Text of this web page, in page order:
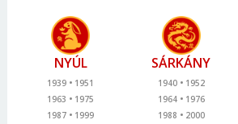
NYÚL
1939
1951
1963
1975
1987
1999
SÁRKÁNY
1940
1952
1964
1976
1988
2000